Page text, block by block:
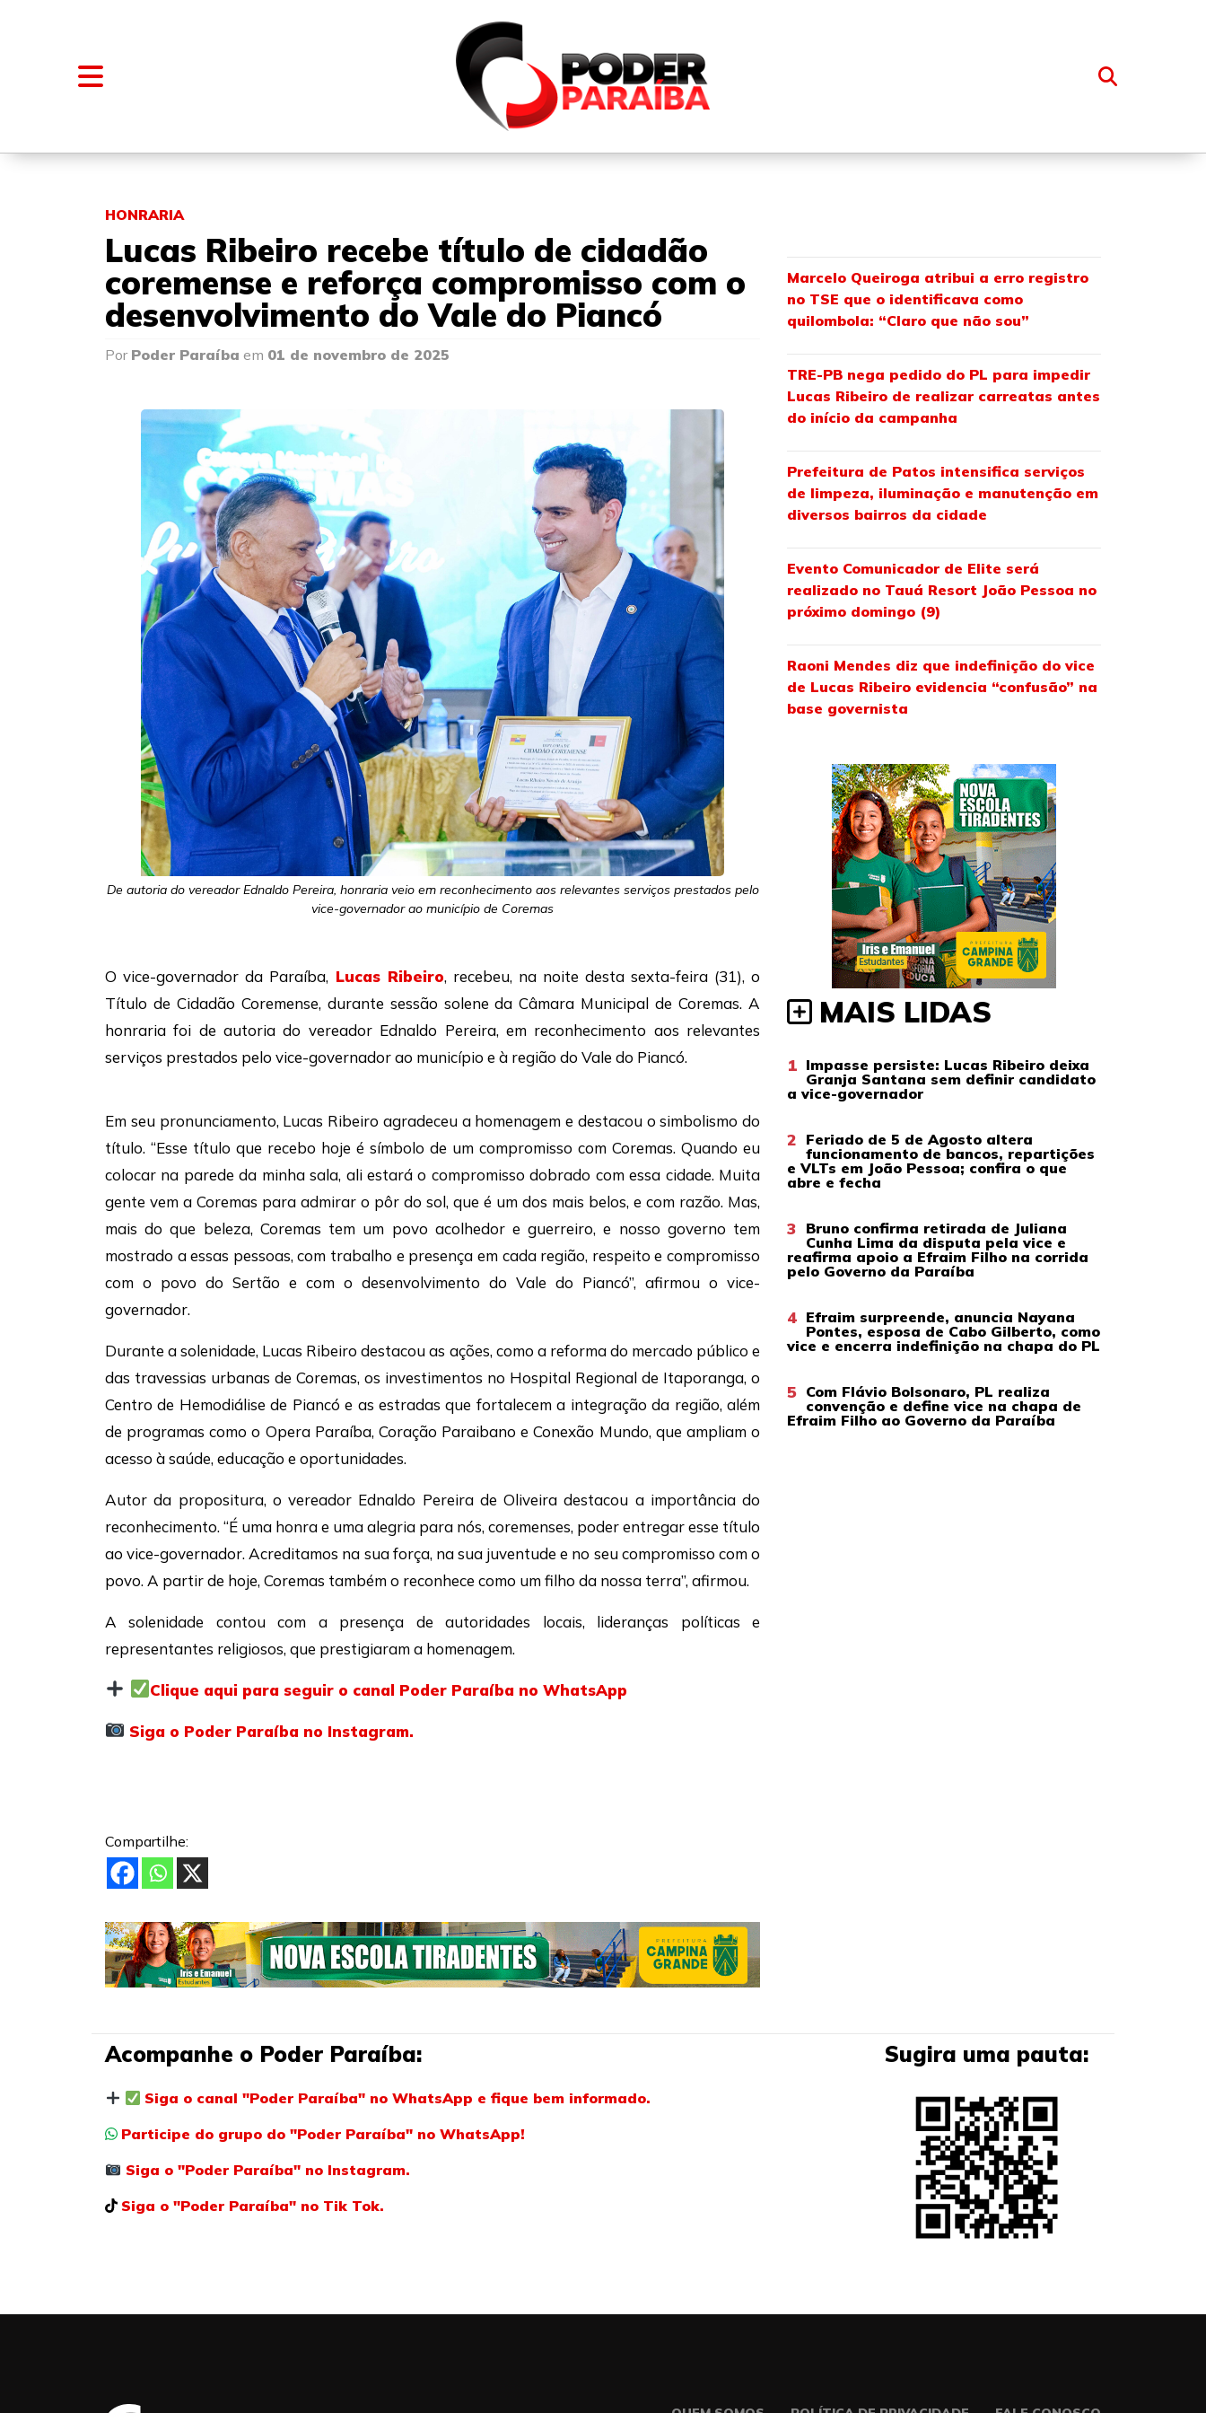
FALE CONOSCO
HONRARIA
Lucas Ribeiro recebe título de cidadão
coremense e reforça compromisso com o
desenvolvimento do Vale do Piancó
Por Poder Paraíba em 01 de novembro de 2025
De autoria do vereador Ednaldo Pereira, honraria veio em reconhecimento aos relevantes serviços prestados pelo
vice-governador ao município de Coremas
O vice-governador da Paraíba, Lucas Ribeiro, recebeu, na noite desta sexta-feira (31), o
Título de Cidadão Coremense, durante sessão solene da Câmara Municipal de Coremas. A
honraria foi de autoria do vereador Ednaldo Pereira, em reconhecimento aos relevantes
serviços prestados pelo vice-governador ao município e à região do Vale do Piancó.
Em seu pronunciamento, Lucas Ribeiro agradeceu a homenagem e destacou o simbolismo do
título. “Esse título que recebo hoje é símbolo de um compromisso com Coremas. Quando eu
colocar na parede da minha sala, ali estará o compromisso dobrado com essa cidade. Muita
gente vem a Coremas para admirar o pôr do sol, que é um dos mais belos, e com razão. Mas,
mais do que beleza, Coremas tem um povo acolhedor e guerreiro, e nosso governo tem
mostrado a essas pessoas, com trabalho e presença em cada região, respeito e compromisso
com o povo do Sertão e com o desenvolvimento do Vale do Piancó”, afirmou o vice-
governador.
Durante a solenidade, Lucas Ribeiro destacou as ações, como a reforma do mercado público e
das travessias urbanas de Coremas, os investimentos no Hospital Regional de Itaporanga, o
Centro de Hemodiálise de Piancó e as estradas que fortalecem a integração da região, além
de programas como o Opera Paraíba, Coração Paraibano e Conexão Mundo, que ampliam o
acesso à saúde, educação e oportunidades.
Autor da propositura, o vereador Ednaldo Pereira de Oliveira destacou a importância do
reconhecimento. “É uma honra e uma alegria para nós, coremenses, poder entregar esse título
ao vice-governador. Acreditamos na sua força, na sua juventude e no seu compromisso com o
povo. A partir de hoje, Coremas também o reconhece como um filho da nossa terra”, afirmou.
A solenidade contou com a presença de autoridades locais, lideranças políticas e
representantes religiosos, que prestigiaram a homenagem.
Clique aqui para seguir o canal Poder Paraíba no WhatsApp
Siga o Poder Paraíba no Instagram.
Compartilhe:
Marcelo Queiroga atribui a erro registro
no TSE que o identificava como
quilombola: “Claro que não sou”
TRE-PB nega pedido do PL para impedir
Lucas Ribeiro de realizar carreatas antes
do início da campanha
Prefeitura de Patos intensifica serviços
de limpeza, iluminação e manutenção em
diversos bairros da cidade
Evento Comunicador de Elite será
realizado no Tauá Resort João Pessoa no
próximo domingo (9)
Raoni Mendes diz que indefinição do vice
de Lucas Ribeiro evidencia “confusão” na
base governista
MAIS LIDAS
1 Impasse persiste: Lucas Ribeiro deixa
Granja Santana sem definir candidato
a vice-governador
2 Feriado de 5 de Agosto altera
funcionamento de bancos, repartições
e VLTs em João Pessoa; confira o que
abre e fecha
3 Bruno confirma retirada de Juliana
Cunha Lima da disputa pela vice e
reafirma apoio a Efraim Filho na corrida
pelo Governo da Paraíba
4 Efraim surpreende, anuncia Nayana
Pontes, esposa de Cabo Gilberto, como
vice e encerra indefinição na chapa do PL
5 Com Flávio Bolsonaro, PL realiza
convenção e define vice na chapa de
Efraim Filho ao Governo da Paraíba
Acompanhe o Poder Paraíba:
Siga o canal "Poder Paraíba" no WhatsApp e fique bem informado.
Participe do grupo do "Poder Paraíba" no WhatsApp!
Siga o "Poder Paraíba" no Instagram.
Siga o "Poder Paraíba" no Tik Tok.
Sugira uma pauta: